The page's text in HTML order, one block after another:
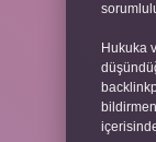
Hukuka